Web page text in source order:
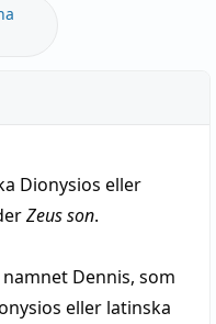
Dionysios eller
Zeus son.
Dennis, som
eller latinska